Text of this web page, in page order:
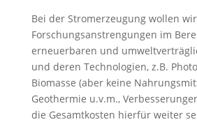
Bei der Stromerzeugung wollen
Forschungsanstrengungen im
erneuerbaren und
und deren Technologien, z.B.
Biomasse (aber keine
Geothermie u.v.m.,
die Gesamtkosten hierfür weiter